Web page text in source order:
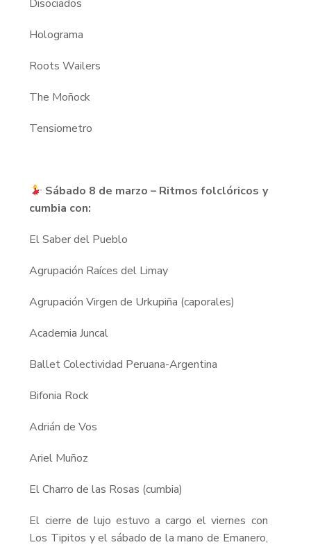
Disociados
Holograma
Roots Wailers
The Moñock
Tensiometro
Sábado 8 de marzo – Ritmos folclóricos y
cumbia con:
El Saber del Pueblo
Agrupación Raíces del Limay
Agrupación Virgen de Urkupiña (caporales)
Academia Juncal
Ballet Colectividad Peruana-Argentina
Bifonia Rock
Adrián de Vos
Ariel Muñoz
El Charro de las Rosas (cumbia)
El cierre de lujo estuvo a cargo el viernes con
Los Tipitos y el sábado de la mano de Emanero,